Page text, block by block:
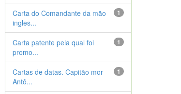
1
Carta do Comandante da mão
ingles...
1
Carta patente pela qual foi
promo...
1
Cartas de datas. Capitão mor
Antô...